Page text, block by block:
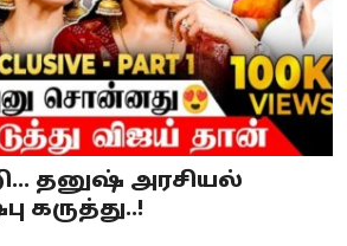
தனுஷ் அரசியல்
கருத்து..!